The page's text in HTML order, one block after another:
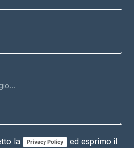
la Privacy Policy
ed esprimo il